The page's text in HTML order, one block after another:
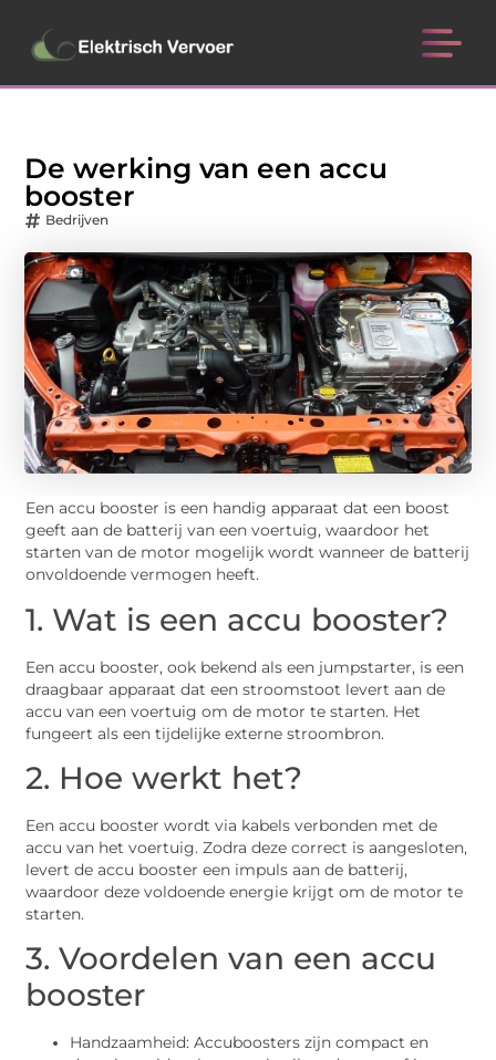
De werking van een accu
booster
Bedrijven
Een accu booster is een handig apparaat dat een boost
geeft aan de batterij van een voertuig, waardoor het
starten van de motor mogelijk wordt wanneer de batterij
onvoldoende vermogen heeft.
1. Wat is een accu booster?
Een accu booster, ook bekend als een jumpstarter, is een
draagbaar apparaat dat een stroomstoot levert aan de
accu van een voertuig om de motor te starten. Het
fungeert als een tijdelijke externe stroombron.
2. Hoe werkt het?
Een accu booster wordt via kabels verbonden met de
accu van het voertuig. Zodra deze correct is aangesloten,
levert de accu booster een impuls aan de batterij,
waardoor deze voldoende energie krijgt om de motor te
starten.
3. Voordelen van een accu
booster
Handzaamheid: Accuboosters zijn compact en